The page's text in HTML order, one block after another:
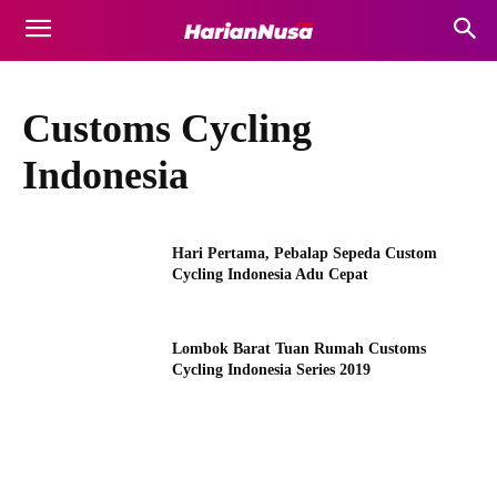
Customs Cycling
Indonesia
Hari Pertama, Pebalap Sepeda Custom
Cycling Indonesia Adu Cepat
Lombok Barat Tuan Rumah Customs
Cycling Indonesia Series 2019